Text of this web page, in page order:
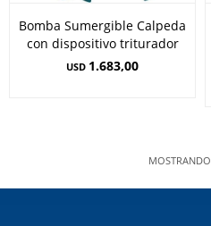
Bomba Sumergible Calpeda
con dispositivo triturador
USD 1.683,00
MOSTRANDO